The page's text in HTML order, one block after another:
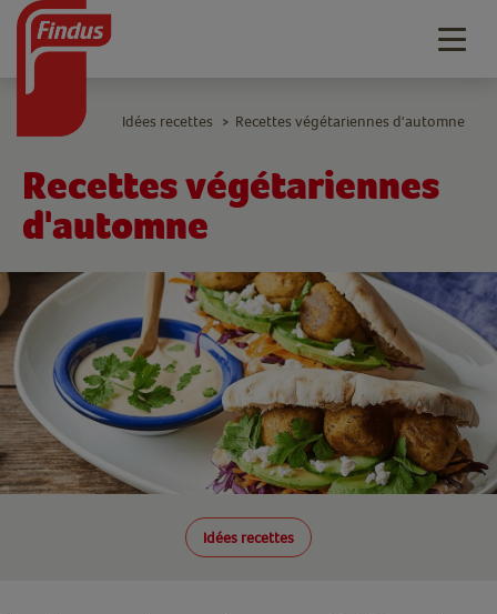
Recettes végétariennes
d'automne
Idées recettes
Idées recettes > Recettes végétariennes d'automne